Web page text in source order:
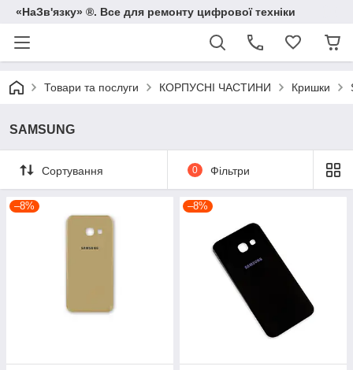
«НаЗв'язку» ®. Все для ремонту цифрової техніки
Товари та послуги КОРПУСНІ ЧАСТИНИ Кришки
SAMSUNG
Сортування 0 Фільтри
–8% –8%